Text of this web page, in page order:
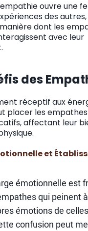
ouvre une
des autres,
dont les
avec leur
des
réceptif aux
placer les
affectant leur
et
émotionnelle est
qui peinent
émotions de
confusion peut